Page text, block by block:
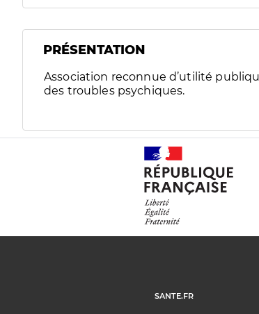
PRÉSENTATION
Association reconnue d’utilité
des troubles psychiques.
SANTE.FR